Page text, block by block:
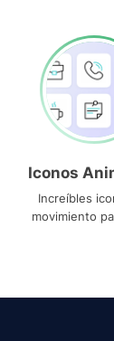
Iconos
Increíbles
movimiento